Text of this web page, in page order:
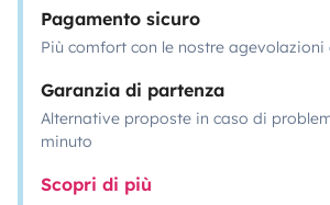
Pagamento sicuro
Più comfort con le nostre
Garanzia di partenza
Alternative proposte in caso di
minuto
Scopri di più